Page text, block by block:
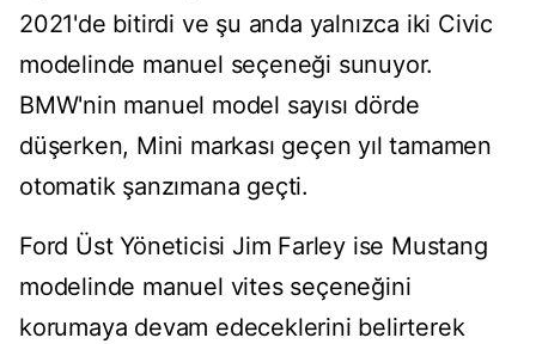
2021'de bitirdi ve şu anda yalnızca iki Civic
modelinde manuel seçeneği sunuyor.
BMW'nin manuel model sayısı dörde
düşerken, Mini markası geçen yıl tamamen
otomatik şanzımana geçti.
Ford Üst Yöneticisi Jim Farley ise Mustang
modelinde manuel vites seçeneğini
korumaya devam edeceklerini belirterek